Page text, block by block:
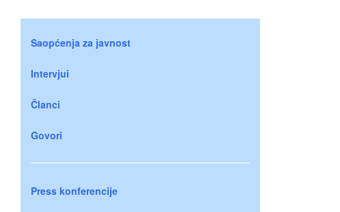
Saopćenja za javnost
Intervjui
Članci
Govori
Press konferencije